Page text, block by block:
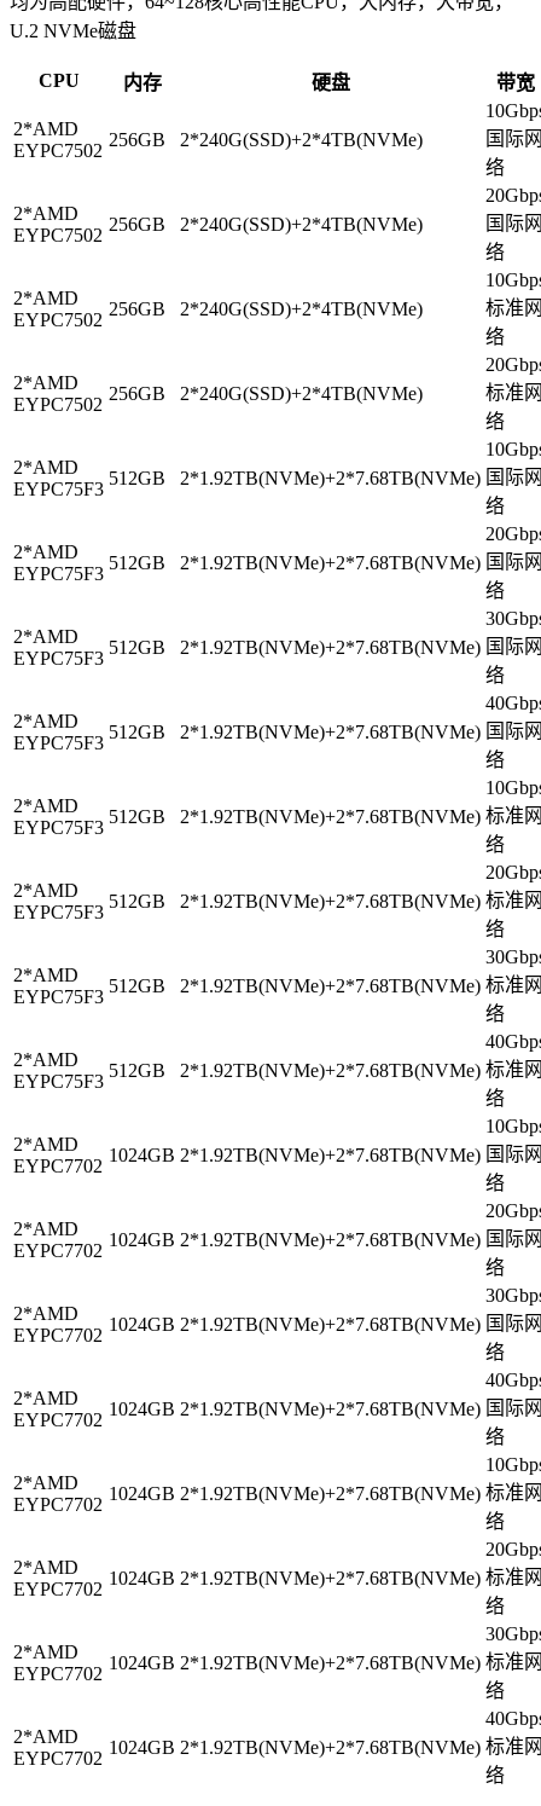
U.2 NVMe磁盘
CPU 内存 硬盘 带宽
2*AMD
EYPC7502
256GB 2*240G(SSD)+2*4TB(NVMe)
国际
络
2*AMD
EYPC7502
256GB 2*240G(SSD)+2*4TB(NVMe)
国际
络
2*AMD
EYPC7502
256GB 2*240G(SSD)+2*4TB(NVMe)
标准
络
2*AMD
EYPC7502
256GB 2*240G(SSD)+2*4TB(NVMe)
标准
络
2*AMD
EYPC75F3
512GB 2*1.92TB(NVMe)+2*7.68TB(NVMe) 国际
络
2*AMD
EYPC75F3
512GB 2*1.92TB(NVMe)+2*7.68TB(NVMe) 国际
络
2*AMD
EYPC75F3
512GB 2*1.92TB(NVMe)+2*7.68TB(NVMe) 国际
络
2*AMD
EYPC75F3
512GB 2*1.92TB(NVMe)+2*7.68TB(NVMe) 国际
络
2*AMD
EYPC75F3
512GB 2*1.92TB(NVMe)+2*7.68TB(NVMe) 标准
络
2*AMD
EYPC75F3
512GB 2*1.92TB(NVMe)+2*7.68TB(NVMe) 标准
络
2*AMD
EYPC75F3
512GB 2*1.92TB(NVMe)+2*7.68TB(NVMe) 标准
络
2*AMD
EYPC75F3
512GB 2*1.92TB(NVMe)+2*7.68TB(NVMe) 标准
络
2*AMD
EYPC7702
1024GB 2*1.92TB(NVMe)+2*7.68TB(NVMe) 国际
络
2*AMD
EYPC7702
1024GB 2*1.92TB(NVMe)+2*7.68TB(NVMe) 国际
络
2*AMD
EYPC7702
1024GB 2*1.92TB(NVMe)+2*7.68TB(NVMe) 国际
络
2*AMD
EYPC7702
1024GB 2*1.92TB(NVMe)+2*7.68TB(NVMe) 国际
络
2*AMD
EYPC7702
1024GB 2*1.92TB(NVMe)+2*7.68TB(NVMe) 标准
络
2*AMD
EYPC7702
1024GB 2*1.92TB(NVMe)+2*7.68TB(NVMe) 标准
络
2*AMD
EYPC7702
1024GB 2*1.92TB(NVMe)+2*7.68TB(NVMe) 标准
络
2*AMD
EYPC7702
1024GB 2*1.92TB(NVMe)+2*7.68TB(NVMe) 标准
络